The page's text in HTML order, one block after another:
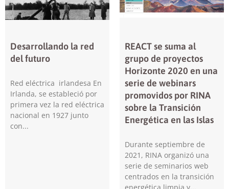
Desarrollando la red
del futuro
Red eléctrica irlandesa En
Irlanda, se estableció por
primera vez la red eléctrica
nacional en 1927 junto
con
REACT se suma al
grupo de proyectos
Horizonte 2020 en una
serie de webinars
promovidos por RINA
sobre la Transición
Energética en las Islas
Durante septiembre de
2021, RINA organizó una
serie de seminarios web
centrados en la transición
Son
necesarias
web.
Estadísticas
Para que
podamos
mejorar la
funcionalidad
y estructura
base a cómo
se usa la web.